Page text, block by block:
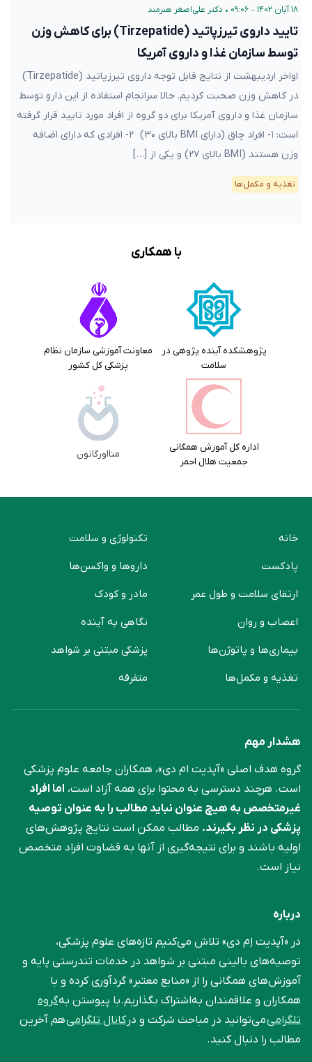
۱۸ آبان ۱۴۰۲ – ۰۹:۰۶ • دکتر علی‌اصغر هنرمند
تایید داروی تیرزپاتید (Tirzepatide) برای کاهش وزن
توسط سازمان غذا و داروی آمریکا
اواخر اردیبهشت از نتایج قابل توجه داروی تیرزپاتید (Tirzepatide)
در کاهش وزن صحبت کردیم. حالا سرانجام استفاده از این دارو توسط
سازمان غذا و داروی آمریکا برای دو گروه از افراد مورد تایید قرار گرفته
است: ۱- افراد چاق (دارای BMI بالای ۳۰) ۲- افرادی که دارای اضافه
وزن هستند (BMI بالای ۲۷) و یکی از […]
تغذیه و مکمل‌ها
با همکاری
پژوهشکده آینده پژوهی در
سلامت
معاونت آموزشی سازمان نظام
پزشکی کل کشور
اداره کل آموزش همگانی
جمعیت هلال احمر
متااورگانون
خانه
پادکست
ارتقای سلامت و طول عمر
اعصاب و روان
بیماری‌ها و پاتوژن‌ها
تغذیه و مکمل‌ها
تکنولوژی و سلامت
دارو‌ها و واکسن‌ها
مادر و کودک
نگاهی به آینده
پزشکی مبتنی بر شواهد
متفرقه
هشدار مهم
گروه هدف اصلی «آپدیت ام دی»، همکاران جامعه علوم ‌پزشکی
است. هرچند دسترسی به محتوا برای همه آزاد است، اما افراد
غیرمتخصص به هیچ عنوان نباید مطالب را به عنوان توصیه
پزشکی در نظر بگیرند. مطالب ممکن است نتایج پژوهش‌های
اولیه باشند و برای نتیجه‌گیری از آنها به قضاوت افراد متخصص
نیاز است.
درباره
در «آپدیت اِم دی» تلاش می‌کنیم تازه‌های علوم پزشکی،
توصیه‌های بالینی مبتنی بر شواهد در خدمات تندرستی پایه و
آموزش‌های همگانی را از «منابع معتبر» گردآوری کرده و با
همکاران و علاقمندان به‌اشتراک بگذاریم.با پیوستن بهگروه
تلگرامیمی‌توانید در مباحث شرکت و درکانال تلگرامیهم آخرین
مطالب را دنبال کنید.